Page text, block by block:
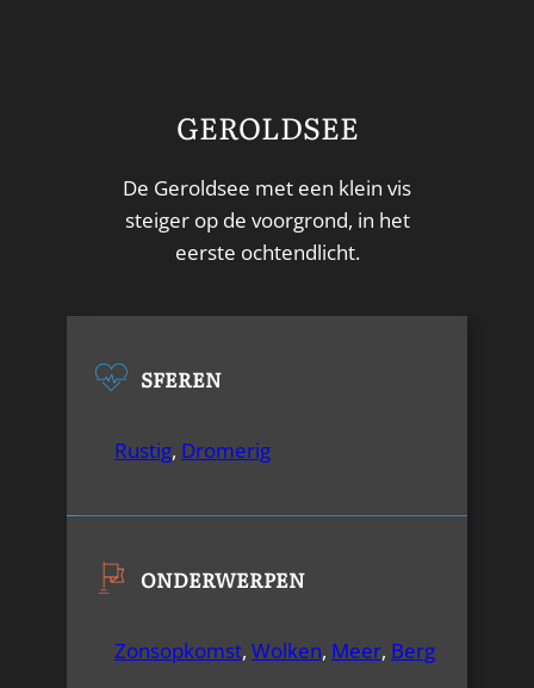
GEROLDSEE
De Geroldsee met een klein vis
steiger op de voorgrond, in het
eerste ochtendlicht.
SFEREN
Rustig, Dromerig
ONDERWERPEN
Zonsopkomst, Wolken, Meer, Berg